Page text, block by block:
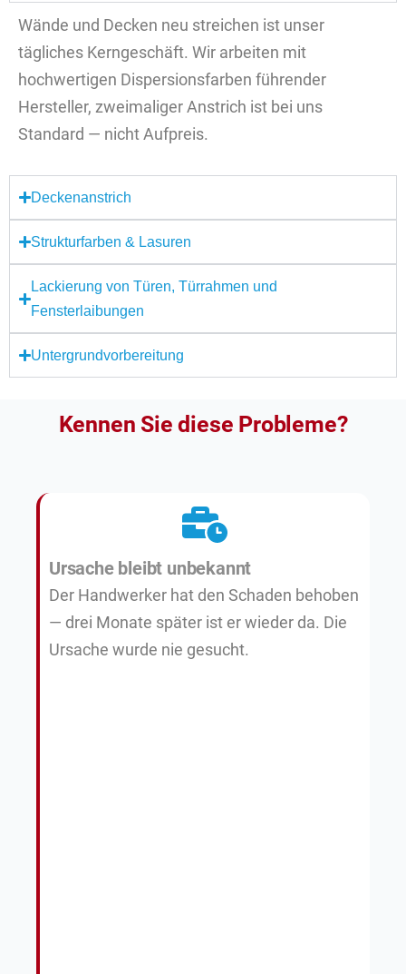
Wände und Decken neu streichen ist unser
tägliches Kerngeschäft. Wir arbeiten mit
hochwertigen Dispersionsfarben führender
Hersteller, zweimaliger Anstrich ist bei uns
Standard — nicht Aufpreis.
Deckenanstrich
Strukturfarben & Lasuren
Lackierung von Türen, Türrahmen und
Fensterlaibungen
Untergrundvorbereitung
Kennen Sie diese Probleme?
Ursache bleibt unbekannt
Der Handwerker hat den Schaden behoben
— drei Monate später ist er wieder da. Die
Ursache wurde nie gesucht.